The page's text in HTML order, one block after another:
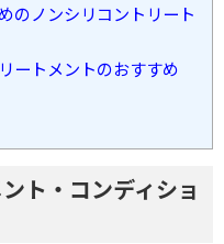
のノンシリコントリート
ートメントのおすすめ
ト・コンディショ